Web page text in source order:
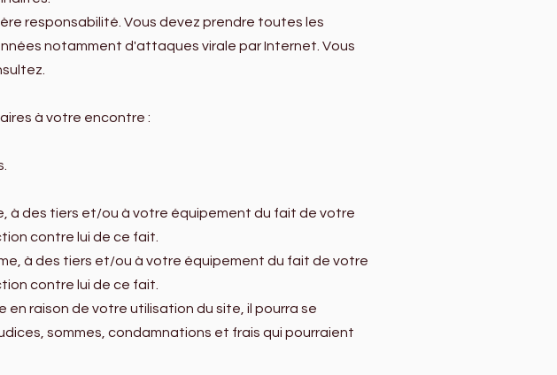
responsabilité. Vous devez prendre toutes les
notamment d'attaques virale par Internet. Vous
à votre encontre :
à des tiers et/ou à votre équipement du fait de votre
contre lui de ce fait.
à des tiers et/ou à votre équipement du fait de votre
contre lui de ce fait.
raison de votre utilisation du site, il pourra se
sommes, condamnations et frais qui pourraient